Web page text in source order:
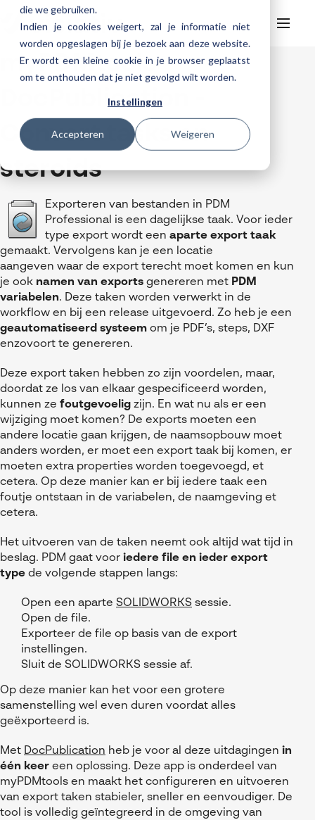
die we gebruiken.
Indien je cookies weigert, zal je informatie niet
worden opgeslagen bij je bezoek aan deze website.
Er wordt een kleine cookie in je browser geplaatst
om te onthouden dat je niet gevolgd wilt worden.
Instellingen
Accepteren Weigeren
HelpdeskWebinars
SOLIDWORKS Design
AI in SOLIDWORKS Design
SOLIDWORKS Design Ultimate
CATIA
nTopology
DriveWorks
DraftSight
Manufacturing
DELMIA
Databeheer & PLM
Visiativ PLM
ENOVIA
3DEXPERIENCE Cloud Simulation
SOLIDWORKS Simulation
Consultancy diensten
Meer
SOLIDWORKS Composer
SOLIDWORKS Visualize
SOLIDWORKS Electrical
Visiativ Customer Service
Spare Parts Platform
CATIA Composer
myCADtools
myPDMtools
Cloud services for SOLIDWORKS
Trainingen
Trainingskalender
My Visiativ Login
Onderhoudscontract SOLIDWORKS
Download SOLIDWORKS 2025
Over Visiativ
Ons bedrijf
Werken bij Visiativ
Evenementen
MyCAD Day 2026
Referenties
Acties en promoties
Kennis
FAQs SOLIDWORKS
Downloads
Contact
myPDMtools
DocPublication -
Convert tasks on
steroids
Exporteren van bestanden in PDM
Professional is een dagelijkse taak. Voor ieder
type export wordt een aparte export taak
gemaakt. Vervolgens kan je een locatie
aangeven waar de export terecht moet komen en kun
je ook namen van exports genereren met PDM
variabelen. Deze taken worden verwerkt in de
workflow en bij een release uitgevoerd. Zo heb je een
geautomatiseerd systeem om je PDF’s, steps, DXF
enzovoort te genereren.
Deze export taken hebben zo zijn voordelen, maar,
doordat ze los van elkaar gespecificeerd worden,
kunnen ze foutgevoelig zijn. En wat nu als er een
wijziging moet komen? De exports moeten een
andere locatie gaan krijgen, de naamsopbouw moet
anders worden, er moet een export taak bij komen, er
moeten extra properties worden toegevoegd, et
cetera. Op deze manier kan er bij iedere taak een
foutje ontstaan in de variabelen, de naamgeving et
cetera.
Het uitvoeren van de taken neemt ook altijd wat tijd in
beslag. PDM gaat voor iedere file en ieder export
type de volgende stappen langs:
Open een aparte SOLIDWORKS sessie.
Open de file.
Exporteer de file op basis van de export
instellingen.
Sluit de SOLIDWORKS sessie af.
Op deze manier kan het voor een grotere
samenstelling wel even duren voordat alles
geëxporteerd is.
Met DocPublication heb je voor al deze uitdagingen in
één keer een oplossing. Deze app is onderdeel van
myPDMtools en maakt het configureren en uitvoeren
van export taken stabieler, sneller en eenvoudiger. De
tool is volledig geïntegreerd in de omgeving van